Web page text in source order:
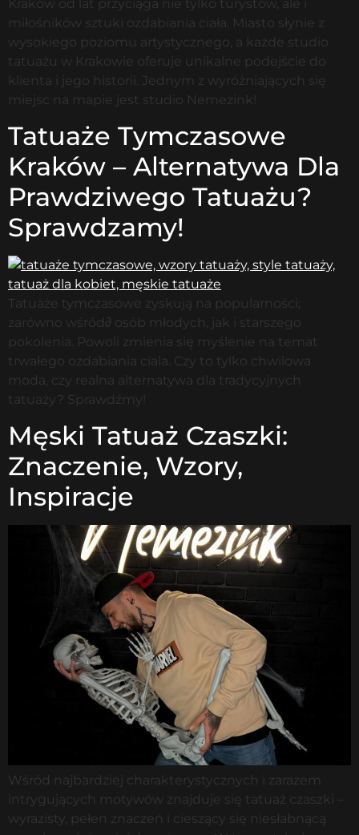
Kraków od lat przyciąga nie tylko turystów, ale i
miłośników sztuki ozdabiania ciała. Miasto słynie z
wysokiego poziomu artystycznego, a każde studio
tatuażu w Krakowie oferuje unikalne podejście do
klienta i jego historii. Jednym z wyróżniających się
miejsc na mapie jest studio Nemezink!
Tatuaże Tymczasowe
Kraków – Alternatywa Dla
Prawdziwego Tatuażu?
Sprawdzamy!
Tatuaże tymczasowe zyskują na popularności;
zarówno wśród∂ osób młodych, jak i starszego
pokolenia. Powoli zmienia się myślenie na temat
trwałego ozdabiania ciala. Czy to tylko chwilowa
moda, czy realna alternatywa dla tradycyjnych
tatuaży? Sprawdźmy!
Męski Tatuaż Czaszki:
Znaczenie, Wzory,
Inspiracje
Wśród najbardziej charakterystycznych i zarazem
intrygujących motywów znajduje się tatuaż czaszki –
wyrazisty, pełen znaczeń i cieszący się niesłabnącą